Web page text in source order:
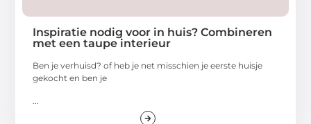
Inspiratie nodig voor in huis? Combineren
met een taupe interieur
Ben je verhuisd? of heb je net misschien je eerste huisje
gekocht en ben je